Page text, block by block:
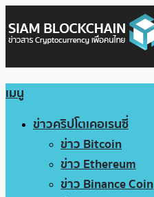
เมนู
ข่าวคริปโตเคอเรนซี่
ข่าว Bitcoin
ข่าว Ethereum
ข่าว Binance Coin